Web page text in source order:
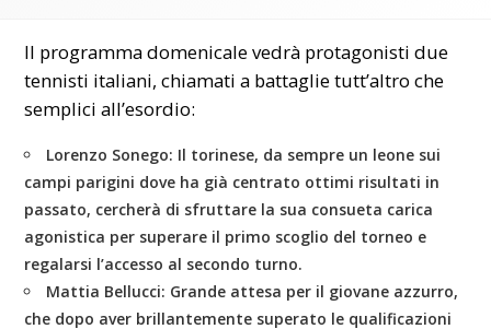
Il programma domenicale vedrà protagonisti due
tennisti italiani, chiamati a battaglie tutt’altro che
semplici all’esordio:
Lorenzo Sonego: Il torinese, da sempre un leone sui
campi parigini dove ha già centrato ottimi risultati in
passato, cercherà di sfruttare la sua consueta carica
agonistica per superare il primo scoglio del torneo e
regalarsi l’accesso al secondo turno.
Mattia Bellucci: Grande attesa per il giovane azzurro,
che dopo aver brillantemente superato le qualificazioni